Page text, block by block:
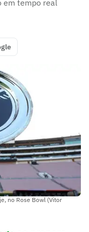
em tempo real
no Rose Bowl (Vitor